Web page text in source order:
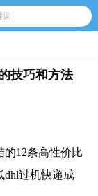
技巧和方法
的12条高性价比
dhl过机快递成